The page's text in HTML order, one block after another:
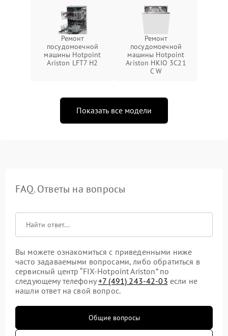
Ремонт
посудомоечной
машины Hotpoint
Ariston LFT7 H2
Ремонт
посудомоечной
машины Hotpoint
Ariston HKIO 3C21
C W
Показать все модели
FAQ. Ответы на вопросы
Вы можете ознакомиться с приведенными ниже
часто задаваемыми вопросами, либо обратиться в
сервисный центр “FIX-Hotpoint Ariston” по
следующему телефону+7 (491) 243-42-03 если не
нашли ответ на свой вопрос.
Общие вопросы